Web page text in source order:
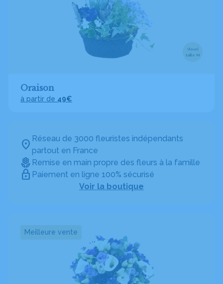
Réseau de 3000 fleuristes indépendants
partout en France
Remise en main propre des fleurs à la famille
Paiement en ligne 100% sécurisé
Voir la boutique
Visuel
taille M
Oraison
à partir de 49€
Meilleure vente